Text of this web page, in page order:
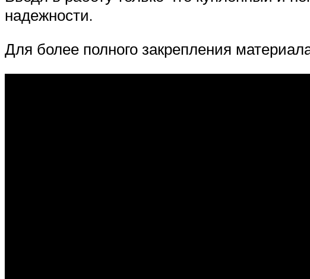
надежности.
Для более полного закрепления